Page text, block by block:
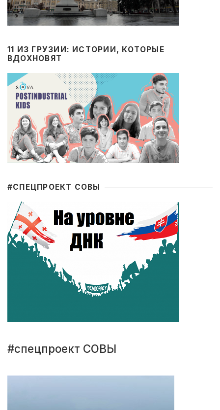
11 ИЗ ГРУЗИИ: ИСТОРИИ, КОТОРЫЕ
ВДОХНОВЯТ
#CПЕЦПРОЕКТ СОВЫ
#спецпроект СОВЫ